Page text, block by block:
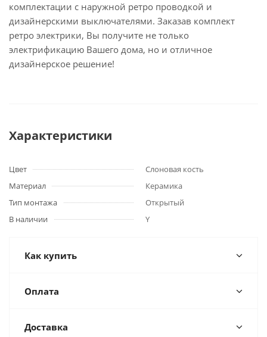
комплектации с наружной ретро проводкой и
дизайнерскими выключателями. Заказав комплект
ретро электрики, Вы получите не только
электрификацию Вашего дома, но и отличное
дизайнерское решение!
Характеристики
Цвет
Слоновая кость
Материал
Керамика
Тип монтажа
Открытый
В наличии
Y
Как купить
Оплата
Доставка